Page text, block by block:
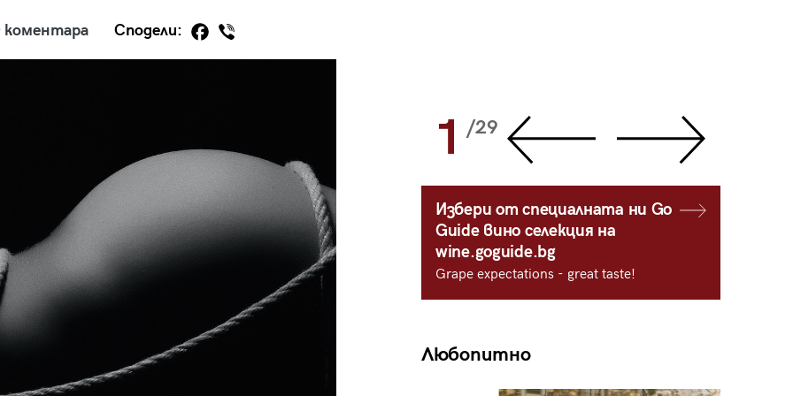
коментара Сподели:
29 1 /29
Избери от специалната ни Go
Guide вино селекция на
wine.goguide.bg
Grape expectations - great taste!
Любопитно